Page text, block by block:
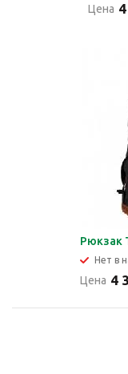
Цена
Рюкзак
Нет в
Цена 4